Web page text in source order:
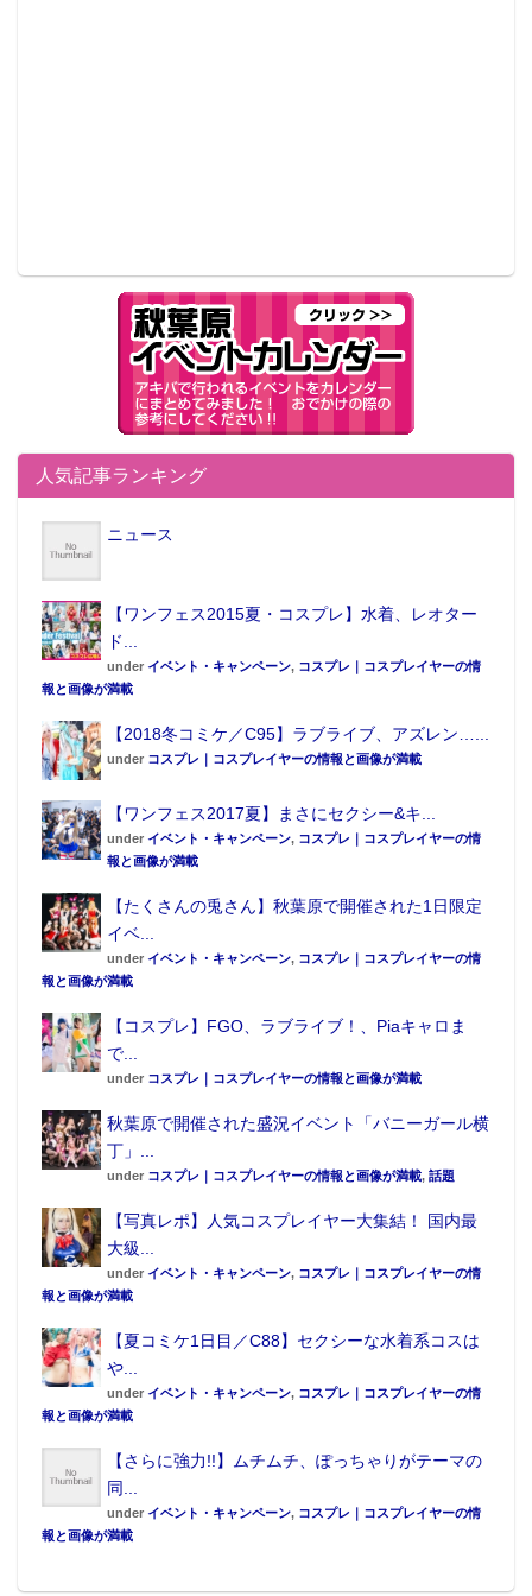
人気記事ランキング
ニュース
【ワンフェス2015夏・コスプレ】水着、レオター
ド...
under イベント・キャンペーン, コスプレ｜コスプレイヤーの情
報と画像が満載
【2018冬コミケ／C95】ラブライブ、アズレン…...
under コスプレ｜コスプレイヤーの情報と画像が満載
【ワンフェス2017夏】まさにセクシー&キ...
under イベント・キャンペーン, コスプレ｜コスプレイヤーの情
報と画像が満載
【たくさんの兎さん】秋葉原で開催された1日限定
イベ...
under イベント・キャンペーン, コスプレ｜コスプレイヤーの情
報と画像が満載
【コスプレ】FGO、ラブライブ！、Piaキャロま
で...
under コスプレ｜コスプレイヤーの情報と画像が満載
秋葉原で開催された盛況イベント「バニーガール横
丁」...
under コスプレ｜コスプレイヤーの情報と画像が満載, 話題
【写真レポ】人気コスプレイヤー大集結！ 国内最
大級...
under イベント・キャンペーン, コスプレ｜コスプレイヤーの情
報と画像が満載
【夏コミケ1日目／C88】セクシーな水着系コスは
や...
under イベント・キャンペーン, コスプレ｜コスプレイヤーの情
報と画像が満載
【さらに強力!!】ムチムチ、ぽっちゃりがテーマの
同...
under イベント・キャンペーン, コスプレ｜コスプレイヤーの情
報と画像が満載